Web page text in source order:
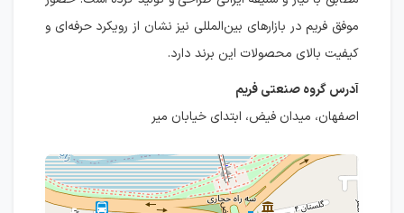
موفق فریم در بازارهای بین‌المللی نیز نشان از رویکرد حرفه‌ای و
کیفیت بالای محصولات این برند دارد.
آدرس گروه صنعتی فریم
اصفهان، میدان فیض، ابتدای خیابان میر